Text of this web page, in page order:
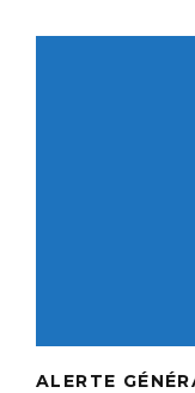
ALERTE